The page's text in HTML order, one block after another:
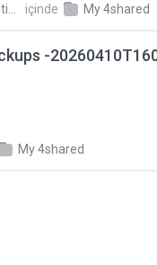
içinde My 4shared
My 4shared